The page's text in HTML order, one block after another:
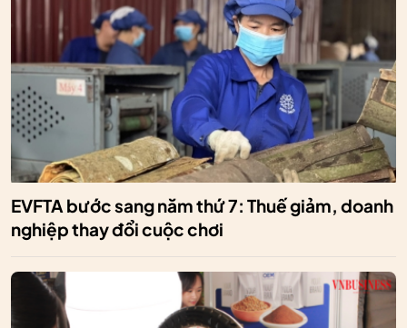
EVFTA bước sang năm thứ 7: Thuế giảm, doanh
nghiệp thay đổi cuộc chơi